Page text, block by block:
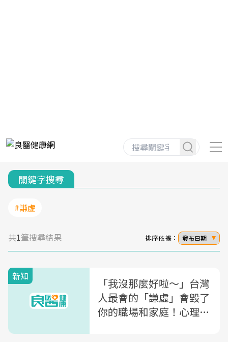
關鍵字搜尋
#謙虛
共1筆搜尋結果 排序依據： 發布日期
新知
「我沒那麼好啦～」台灣
人最會的「謙虛」會毀了
你的職場和家庭！心理學